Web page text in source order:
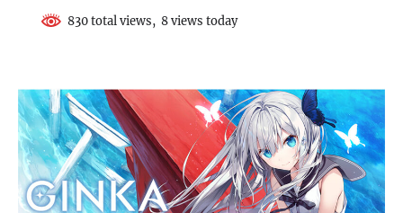
830 total views, 8 views today